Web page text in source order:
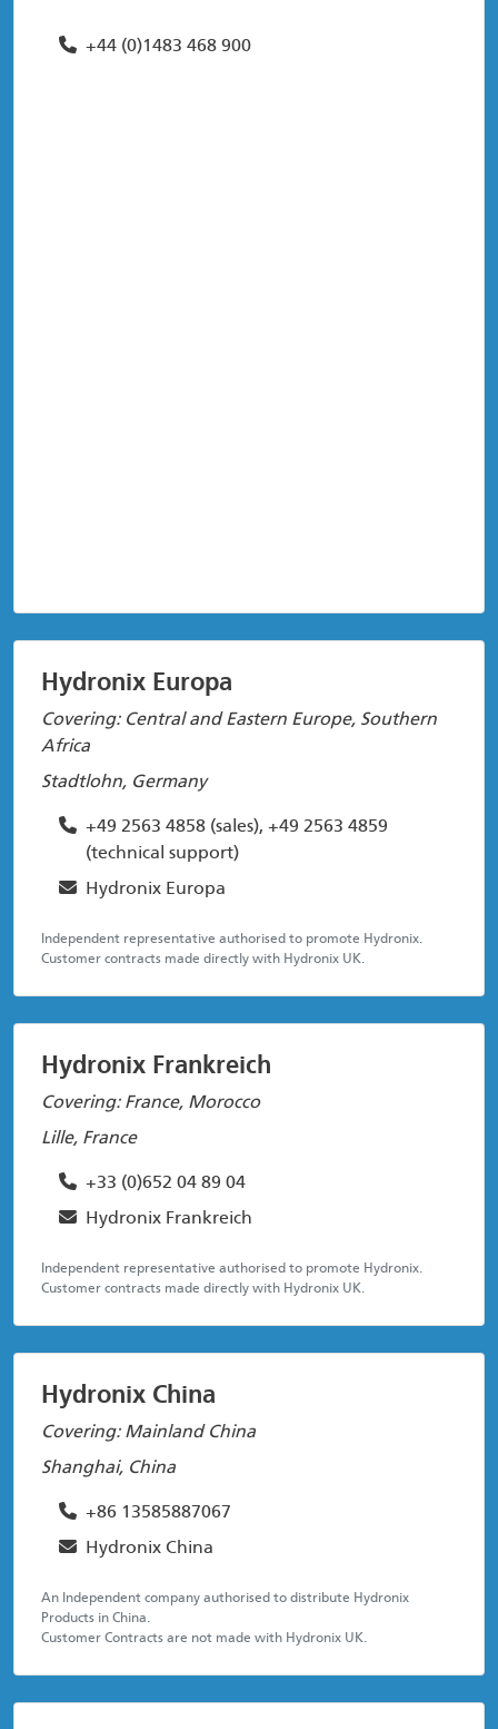
+44 (0)1483 468 900
Hydronix Europa
Covering: Central and Eastern Europe, Southern
Africa
Stadtlohn, Germany
+49 2563 4858 (sales), +49 2563 4859
(technical support)
Hydronix Europa
Independent representative authorised to promote Hydronix.
Customer contracts made directly with Hydronix UK.
Hydronix Frankreich
Covering: France, Morocco
Lille, France
+33 (0)652 04 89 04
Hydronix Frankreich
Independent representative authorised to promote Hydronix.
Customer contracts made directly with Hydronix UK.
Hydronix China
Covering: Mainland China
Shanghai, China
+86 13585887067
Hydronix China
An Independent company authorised to distribute Hydronix
Products in China.
Customer Contracts are not made with Hydronix UK.